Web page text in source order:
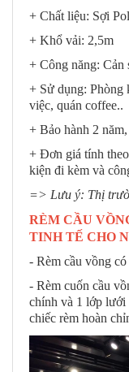
+ Chất liệu: Sợi
+ Khổ vải: 2,5m
+ Công năng: Cản
+ Sử dụng: Phòng
việc, quán coffee..
+ Bảo hành 2
+ Đơn giá tính
kiện đi kèm và
=> Lưu ý: Thị
RÈM CẦU
TINH TẾ CHO
- Rèm cầu vồng
- Rèm cuốn cầu
chính và 1 lớp lưới
chiếc rèm hoàn